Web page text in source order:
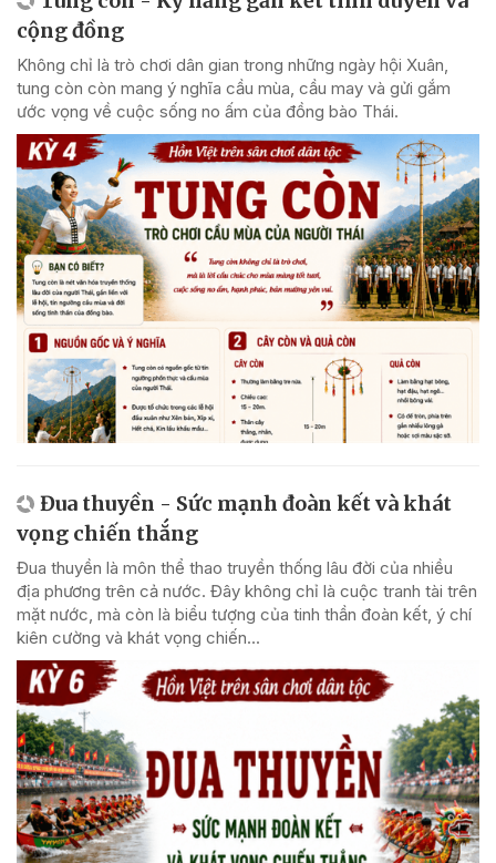
cộng đồng
Không chỉ là trò chơi dân gian trong những ngày hội Xuân,
tung còn còn mang ý nghĩa cầu mùa, cầu may và gửi gắm
ước vọng về cuộc sống no ấm của đồng bào Thái.
Đua thuyền - Sức mạnh đoàn kết và khát
vọng chiến thắng
Đua thuyền là môn thể thao truyền thống lâu đời của nhiều
địa phương trên cả nước. Đây không chỉ là cuộc tranh tài trên
mặt nước, mà còn là biểu tượng của tinh thần đoàn kết, ý chí
kiên cường và khát vọng chiến...